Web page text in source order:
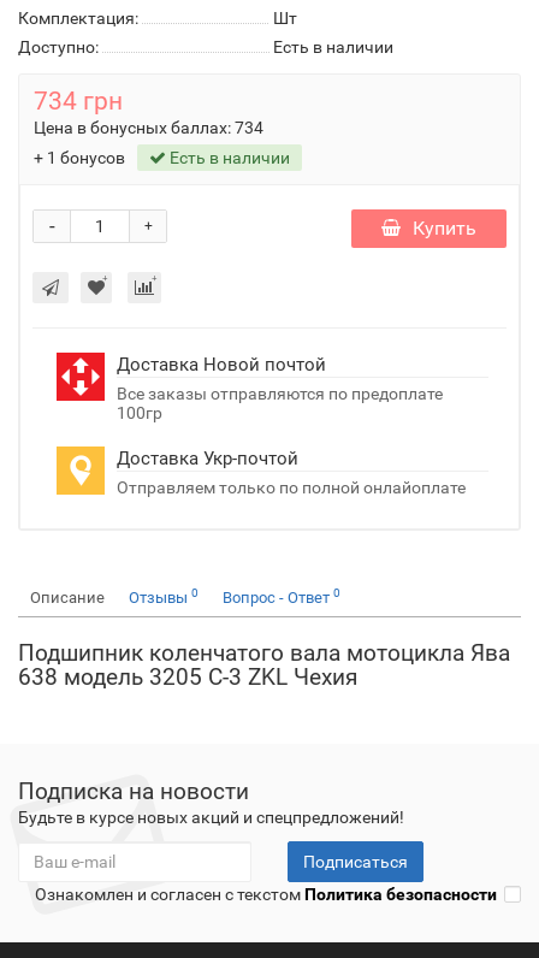
Комплектация:
Шт
Доступно:
Есть в наличии
734 грн
Цена в бонусных баллах:734
+ 1 бонусов
Есть в наличии
+
- Купить
Доставка Новой почтой
Все заказы отправляются по предоплате
100гр
Доставка Укр-почтой
Отправляем только по полной онлайоплате
Описание Отзывы 0 Вопрос - Ответ 0
Подшипник коленчатого вала мотоцикла Ява
638 модель 3205 С-3 ZKL Чехия
Подписка на новости
Будьте в курсе новых акций и спецпредложений!
Подписаться
Ознакомлен и согласен с текстомПолитика безопасности